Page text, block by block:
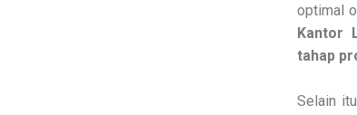
optimal
Kantor
tahap
Selain